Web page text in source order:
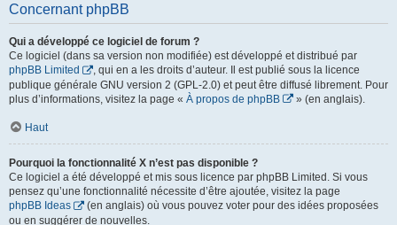
Concernant phpBB
Qui a développé ce logiciel de forum ?
Ce logiciel (dans sa version non modifiée) est développé et distribué par
phpBB Limited
, qui en a les droits d’auteur. Il est publié sous la licence
publique générale GNU version 2 (GPL-2.0) et peut être diffusé librement. Pour
plus d’informations, visitez la page « À propos de phpBB » (en anglais).
Haut
Pourquoi la fonctionnalité X n’est pas disponible ?
Ce logiciel a été développé et mis sous licence par phpBB Limited. Si vous
pensez qu’une fonctionnalité nécessite d’être ajoutée, visitez la page
phpBB Ideas
(en anglais) où vous pouvez voter pour des idées proposées
ou en suggérer de nouvelles.